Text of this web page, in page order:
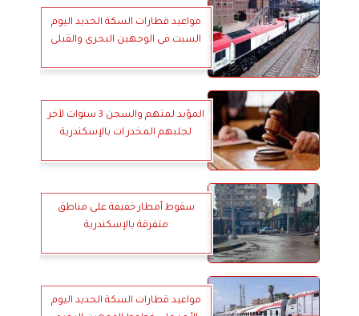
مواعيد قطارات السكة الحديد اليوم
السبت فى الوجهين البحرى والقبلى
المؤبد لمتهم والسجن 3 سنوات لآخر
لجلبهم المخدر ات بالإسكندرية
سقوط أمطار خفيفة على مناطق
متفرقة بالإسكندرية
مواعيد قطارات السكة الحديد اليوم